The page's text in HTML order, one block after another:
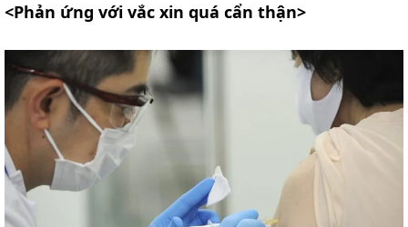
<Phản ứng với vắc xin quá cẩn thận>